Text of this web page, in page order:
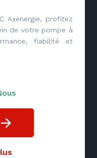
Axenergie, profitez
de votre pompe à
fiabilité et